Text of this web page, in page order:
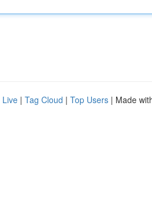
Live | Tag Cloud | Top Users | Made